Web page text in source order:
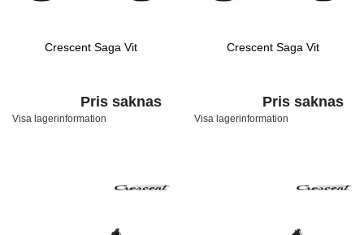
Crescent Saga Vit
Pris saknas
Visa lagerinformation
Crescent Saga Vit
Pris saknas
Visa lagerinformation